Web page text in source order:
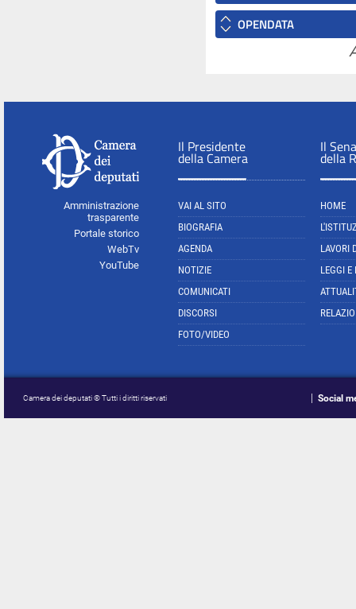
OPENDATA
Amministrazione
trasparente
Portale storico
WebTv
YouTube
Il Presidente
della Camera
VAI AL SITO
BIOGRAFIA
AGENDA
NOTIZIE
COMUNICATI
DISCORSI
FOTO/VIDEO
Il
della
HOME
LAVORI
LEGGI E
Camera dei deputati © Tutti i diritti riservati Social